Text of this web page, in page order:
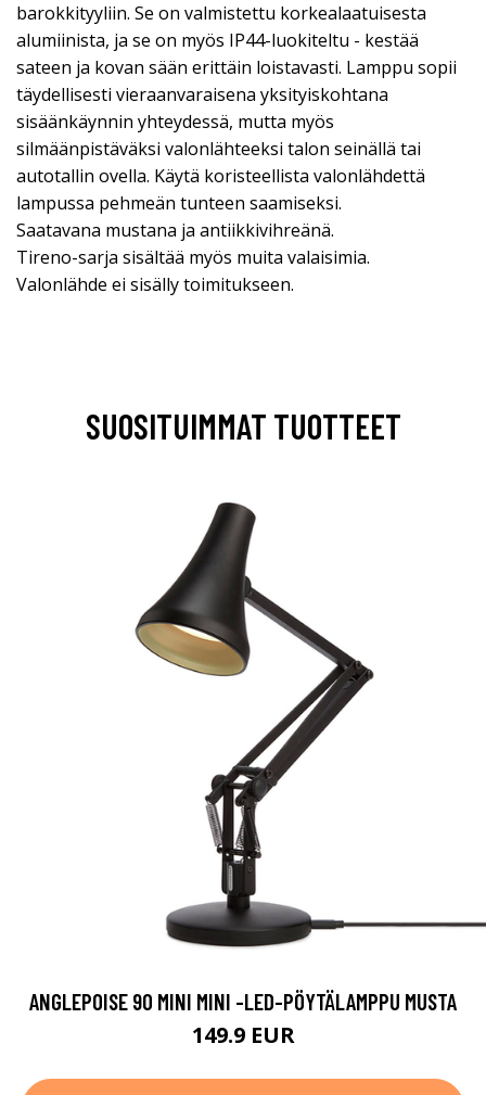
barokkityyliin. Se on valmistettu korkealaatuisesta
alumiinista, ja se on myös IP44-luokiteltu - kestää
sateen ja kovan sään erittäin loistavasti. Lamppu sopii
täydellisesti vieraanvaraisena yksityiskohtana
sisäänkäynnin yhteydessä, mutta myös
silmäänpistäväksi valonlähteeksi talon seinällä tai
autotallin ovella. Käytä koristeellista valonlähdettä
lampussa pehmeän tunteen saamiseksi.
Saatavana mustana ja antiikkivihreänä.
Tireno-sarja sisältää myös muita valaisimia.
Valonlähde ei sisälly toimitukseen.
SUOSITUIMMAT TUOTTEET
ANGLEPOISE 90 MINI MINI -LED-PÖYTÄLAMPPU MUSTA
149.9 EUR